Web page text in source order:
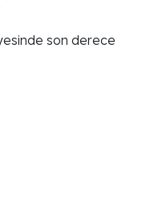
son derece